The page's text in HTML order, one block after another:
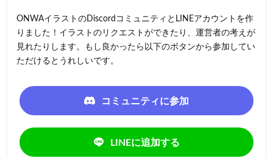
ONWAイラストのDiscordコミュニティとLINEアカウントを作
りました！イラストのリクエストができたり、運営者の考えが
見れたりします。もし良かったら以下のボタンから参加してい
ただけるとうれしいです。
コミュニティに参加
LINEに追加する